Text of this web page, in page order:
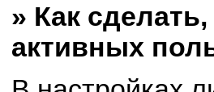
» Как
активных